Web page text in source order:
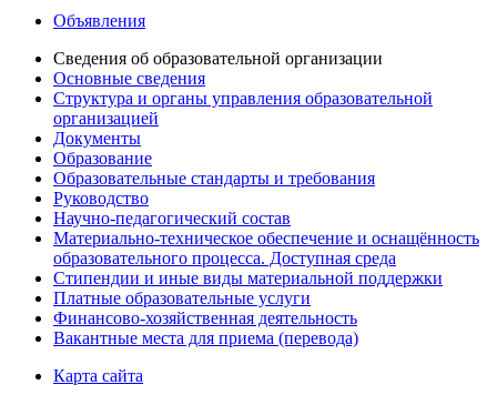
Объявления
Сведения об образовательной организации
Основные сведения
Структура и органы управления образовательной
организацией
Документы
Образование
Образовательные стандарты и требования
Руководство
Научно-педагогический состав
Материально-техническое обеспечение и оснащённость
образовательного процесса. Доступная среда
Стипендии и иные виды материальной поддержки
Платные образовательные услуги
Финансово-хозяйственная деятельность
Вакантные места для приема (перевода)
Карта сайта